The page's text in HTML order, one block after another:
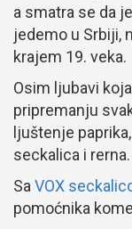
a smatra se da
jedemo u Srbiji,
krajem 19. veka.
Osim ljubavi
pripremanju
ljuštenje
seckalica i rerna.
Sa VOX
pomoćnika